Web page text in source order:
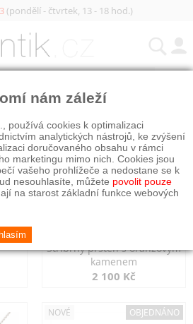
(pondělí - čtvrtek, 13 - 18 hod.)
Stříbrný prsten s oranžovým
kamenem
2 100 Kč
NOVÉ OBJEDNÁNO
nám záleží
používá cookies k optimalizaci
analytických nástrojů, ke zvýšení
doručovaného obsahu v rámci
marketingu mimo nich. Cookies jsou
vašeho prohlížeče a nedostane se k
nesouhlasíte, můžete povolit pouze
na starost základní funkce webových